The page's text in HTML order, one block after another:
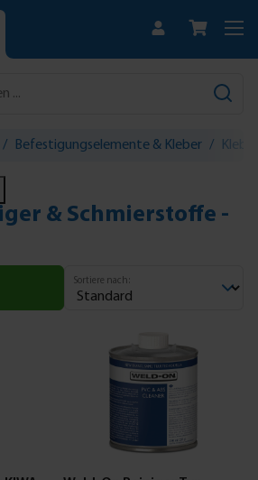
/ Befestigungselemente & Kleber /
& Schmierstoffe -
Sortiere nach: